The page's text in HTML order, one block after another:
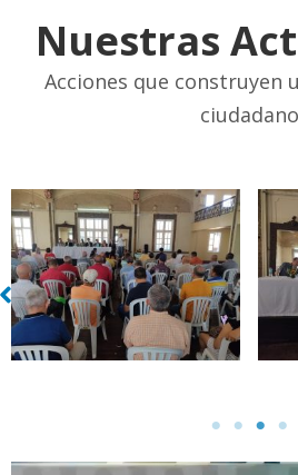
Nuestras
Acciones que construyen
ciudadano
Sin leyenda